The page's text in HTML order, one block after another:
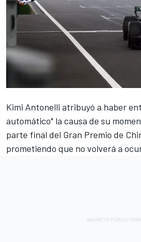
Kimi Antonelli atribuyó a haber
automático" la causa de su
parte final del Gran Premio de
prometiendo que no volverá a